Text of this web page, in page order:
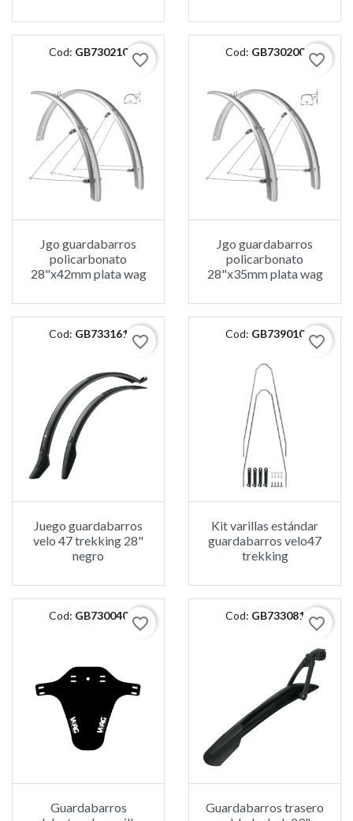
Cod: GB730210 favorite_border
Jgo guardabarros
policarbonato
28"x42mm plata wag
Cod: GB730200 favorite_border
Jgo guardabarros
policarbonato
28"x35mm plata wag
Cod: GB733161 favorite_border
Juego guardabarros
velo 47 trekking 28"
negro
Cod: GB739010 favorite_border
Kit varillas estándar
guardabarros velo47
trekking
Cod: GB730040 favorite_border
Guardabarros
Cod: GB733081 favorite_border
Guardabarros trasero